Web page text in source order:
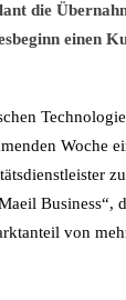
die
einen
Woche
von